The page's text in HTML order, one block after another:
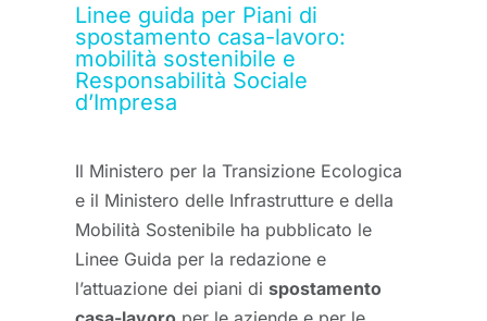
Linee guida per Piani di
spostamento casa-lavoro:
mobilità sostenibile e
Responsabilità Sociale
d’Impresa
Il Ministero per la Transizione Ecologica
e il Ministero delle Infrastrutture e della
Mobilità Sostenibile ha pubblicato le
Linee Guida per la redazione e
l’attuazione dei piani di spostamento